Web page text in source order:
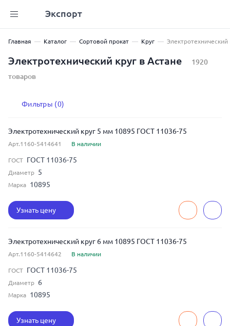
Экспорт
Главная Каталог Сортовой прокат Круг Электротехнический
Электротехнический круг в Астане
1920
товаров
Фильтры (0)
Электротехнический круг 5 мм 10895 ГОСТ 11036-75
Арт.1160-5414641 В наличии
ГОСТ ГОСТ 11036-75
Диаметр 5
Марка 10895
Узнать цену
Электротехнический круг 6 мм 10895 ГОСТ 11036-75
Арт.1160-5414642 В наличии
ГОСТ ГОСТ 11036-75
Диаметр 6
Марка 10895
Узнать цену